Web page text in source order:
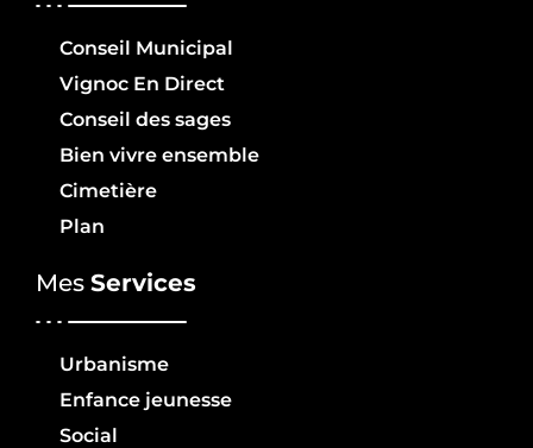
Conseil Municipal
Vignoc En Direct
Conseil des sages
Bien vivre ensemble
Cimetière
Plan
Mes Services
Urbanisme
Enfance jeunesse
Social